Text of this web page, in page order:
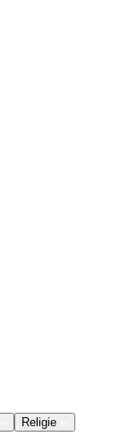
Religie